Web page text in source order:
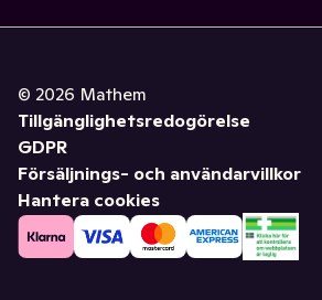
© 2026 Mathem
Tillgänglighetsredogörelse
GDPR
Försäljnings- och användarvillkor
Hantera cookies